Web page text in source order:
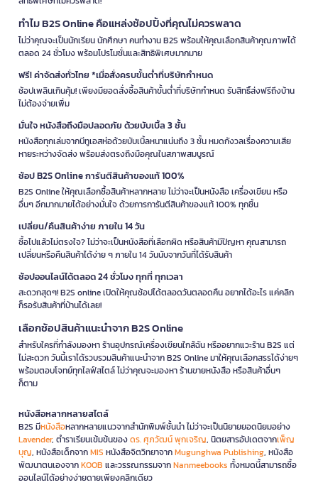
ทำไม B2S Online คือแหล่งช้อปปิ้งที่คุณไม่ควรพลาด
ไม่ว่าคุณจะเป็นนักเรียน นักศึกษา คนทำงาน B2S พร้อมให้คุณเลือกสินค้าคุณภาพได้
ตลอด 24 ชั่วโมง พร้อมโปรโมชั่นและสิทธิพิเศษมากมาย
ฟรี! ค่าจัดส่งทั่วไทย *เมื่อสั่งครบขั้นต่ำที่บริษัทกำหนด
ช้อปเพลินเกินคุ้ม! เพียงมียอดสั่งซื้อสินค้าขั้นต่ำที่บริษัทกำหนด รับสิทธิ์ส่งฟรีถึงบ้าน
ไม่ต้องจ่ายเพิ่ม
มั่นใจ หนังสือถึงมือปลอดภัย ด้วยบับเบิ้ล 3 ชั้น
หนังสือทุกเล่มจากบีทูเอสห่อด้วยบับเบิ้ลหนาแน่นถึง 3 ชั้น หมดกังวลเรื่องความเสีย
หายระหว่างจัดส่ง พร้อมส่งตรงถึงมือคุณในสภาพสมบูรณ์
ช้อป B2S Online การันตีสินค้าของแท้ 100%
B2S Online ให้คุณเลือกซื้อสินค้าหลากหลาย ไม่ว่าจะเป็นหนังสือ เครื่องเขียน หรือ
อื่นๆ อีกมากมายได้อย่างมั่นใจ ด้วยการการันตีสินค้าของแท้ 100% ทุกชิ้น
เปลี่ยน/คืนสินค้าง่าย ภายใน 14 วัน
ซื้อไปแล้วไม่ตรงใจ? ไม่ว่าจะเป็นหนังสือที่เลือกผิด หรือสินค้ามีปัญหา คุณสามารถ
เปลี่ยนหรือคืนสินค้าได้ง่าย ๆ ภายใน 14 วันนับจากวันที่ได้รับสินค้า
ช้อปออนไลน์ได้ตลอด 24 ชั่วโมง ทุกที่ ทุกเวลา
สะดวกสุดๆ! B2S online เปิดให้คุณช้อปได้ตลอดวันตลอดคืน อยากได้อะไร แค่คลิก
ก็รอรับสินค้าที่บ้านได้เลย!
เลือกช้อปสินค้าแนะนำจาก B2S Online
สำหรับใครที่กำลังมองหา ร้านอุปกรณ์เครื่องเขียนใกล้ฉัน หรืออยากแวะร้าน B2S แต่
ไม่สะดวก วันนี้เราได้รวบรวมสินค้าแนะนำจาก B2S Online มาให้คุณเลือกสรรได้ง่ายๆ
พร้อมตอบโจทย์ทุกไลฟ์สไตล์ ไม่ว่าคุณจะมองหา ร้านขายหนังสือ หรือสินค้าอื่นๆ
ก็ตาม
หนังสือหลากหลายสไตล์
B2S มีหนังสือหลากหลายแนวจากสำนักพิมพ์ชั้นนำ ไม่ว่าจะเป็นนิยายยอดนิยมอย่าง
Lavender, ตำราเรียนเข้มข้นของดร. ศุภวัฒน์ พุกเจริญ, นิตยสารอัปเดตจากเพ็ญ
บุญ, หนังสือเด็กจากMIS หนังสือจิตวิทยาจากMugunghwa Publishing, หนังสือ
พัฒนาตนเองจากKOOB และวรรณกรรมจากNanmeebooks ทั้งหมดนี้สามารถซื้อ
ออนไลน์ได้อย่างง่ายดายเพียงคลิกเดียว